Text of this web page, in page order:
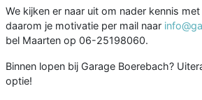
We kijken er naar uit om nader kennis
daarom je motivatie per mail naar
bel Maarten op 06-25198060.
Binnen lopen bij Garage Boerebach?
optie!